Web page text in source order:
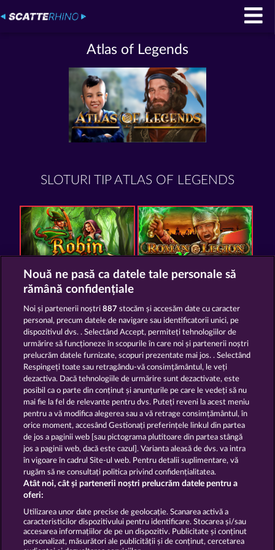
Atlas of Legends
SLOTURI TIP ATLAS OF LEGENDS
Robin & his girl Roman Legion Xtreme
Mallorca Wilds Old Fisherman
Termeni și condiții
Declarație de confidențialitate
Asistență tehnică Firmă
Trimite Cererea de Retragere
Nouă ne pasă ca datele tale personale să
rămână confidențiale
Noi și partenerii noștri887 stocăm și accesăm date cu caracter
personal, precum datele de navigare sau identificatorii unici, pe
dispozitivul dvs. . Selectând Accept, permiteți tehnologiilor de
urmărire să funcționeze în scopurile în care noi și partenerii noștri
prelucrăm datele furnizate, scopuri prezentate mai jos. . Selectând
Respingeți toate sau retragându-vă consimțământul, le veți
dezactiva. Dacă tehnologiile de urmărire sunt dezactivate, este
posibil ca o parte din conținut și anunțurile pe care le vedeți să nu
mai fie la fel de relevante pentru dvs. Puteți reveni la acest meniu
pentru a vă modifica alegerea sau a vă retrage consimțământul, în
orice moment, accesând Gestionați preferințele linkul din partea
de jos a paginii web [sau pictograma plutitoare din partea stângă
jos a paginii web, dacă este cazul]. Varianta aleasă de dvs. va intra
în vigoare în cadrul Site-ul web. Pentru detalii suplimentare, vă
rugăm să ne consultați politica privind confidențialitatea.
Atât noi, cât și partenerii noștri prelucrăm datele pentru a
oferi:
Utilizarea unor date precise de geolocație. Scanarea activă a
caracteristicilor dispozitivului pentru identificare. Stocarea și/sau
accesarea informațiilor de pe un dispozitiv. Publicitate și conținut
personalizat, măsurători ale publicității și de conținut, cercetarea